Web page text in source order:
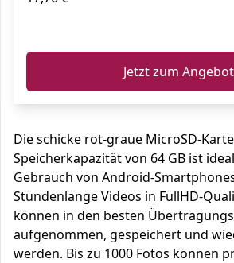
Jetzt zum Angebot
Die schicke rot-graue MicroSD-
Speicherkapazität von 64 GB ist
Gebrauch von Android-
Stundenlange Videos in FullHD-
können in den besten
aufgenommen, gespeichert und
werden. Bis zu 1000 Fotos können